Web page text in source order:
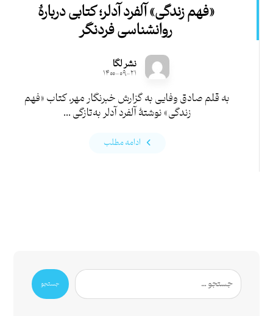
«فهم زندگی» آلفرد آدلر؛ کتابی دربارۀ
روانشناسی فردنگر
نشر لگا
۱۴۰۰-۰۹-۲۱
به قلم صادق وفایی به گزارش خبرنگار مهر، کتاب «فهم
زندگی» نوشتۀ آلفرد آدلر به‌تازگی ...
ادامه مطلب
جستجو